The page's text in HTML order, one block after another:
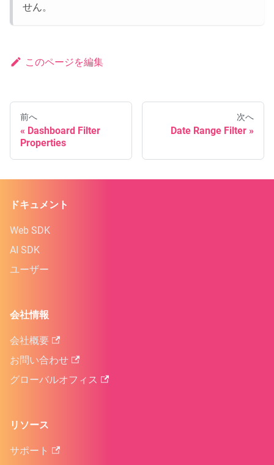
せん。
このページを編集
前へ
Dashboard Filter
Properties
次へ
Date Range Filter
ドキュメント
Web SDK
AI SDK
ユーザー
会社情報
会社概要
お問い合わせ
グローバルオフィス
リソース
サポート